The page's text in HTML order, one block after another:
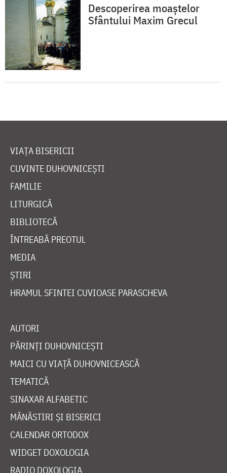
Descoperirea moaștelor
Sfântului Maxim Grecul
VIAȚA BISERICII
CUVINTE DUHOVNICEȘTI
FAMILIE
LITURGICĂ
BIBLIOTECĂ
ÎNTREABĂ PREOTUL
MEDIA
ȘTIRI
HRAMUL SFINTEI CUVIOASE PARASCHEVA
AUTORI
PĂRINȚI DUHOVNICEȘTI
MAICI CU VIAȚĂ DUHOVNICEASCĂ
TEMATICĂ
SINAXAR ALFABETIC
MĂNĂSTIRI ȘI BISERICI
CALENDAR ORTODOX
WIDGET DOXOLOGIA
RADIO DOXOLOGIA